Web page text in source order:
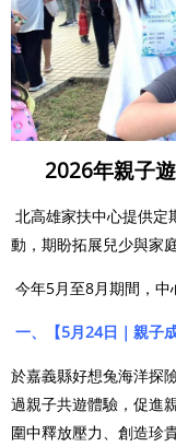
2026年親子
北高雄家扶中心提供定
動，期盼拓展兒少與家
今年5月至8月期間，
一、【5月24日｜親子
於嘉義縣好想兔海洋探
過親子共遊體驗，促進
圍中釋放壓力、創造珍貴